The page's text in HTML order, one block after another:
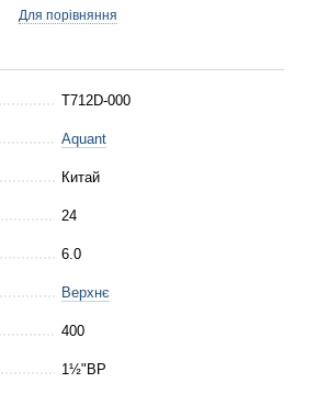
Для порівняння
T712D-000
Aquant
Китай
24
6.0
Верхнє
400
1½"ВР